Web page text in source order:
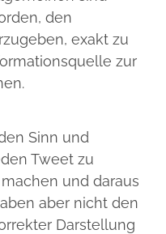
den
exakt zu
zur
Sinn und
Tweet zu
und daraus
aber nicht den
Darstellung